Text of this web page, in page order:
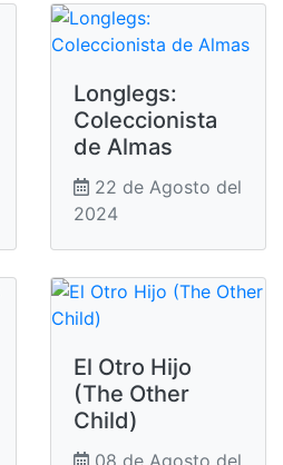
Longlegs:
Coleccionista
de Almas
22 de Agosto del
2024
El Otro Hijo
(The Other
Child)
08 de Agosto del